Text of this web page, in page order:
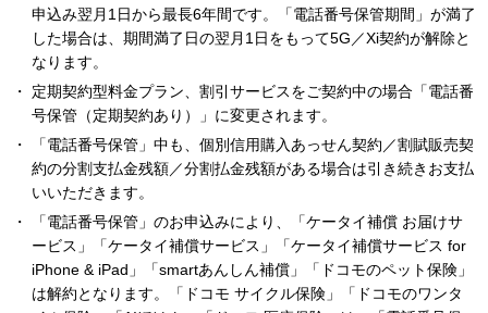
申込み翌月1日から最長6年間です。「電話番号保管期間」が満了
した場合は、期間満了日の翌月1日をもって5G／Xi契約が解除と
なります。
定期契約型料金プラン、割引サービスをご契約中の場合「電話番
号保管（定期契約あり）」に変更されます。
「電話番号保管」中も、個別信用購入あっせん契約／割賦販売契
約の分割支払金残額／分割払金残額がある場合は引き続きお支払
いいただきます。
「電話番号保管」のお申込みにより、「ケータイ補償 お届けサ
ービス」「ケータイ補償サービス」「ケータイ補償サービス for
iPhone & iPad」「smartあんしん補償」「ドコモのペット保険」
は解約となります。「ドコモ サイクル保険」「ドコモのワンタ